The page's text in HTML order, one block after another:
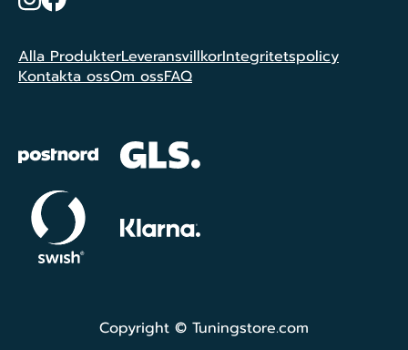
Alla ProdukterLeveransvillkorIntegritetspolicy
Kontakta ossOm ossFAQ
Copyright © Tuningstore.com